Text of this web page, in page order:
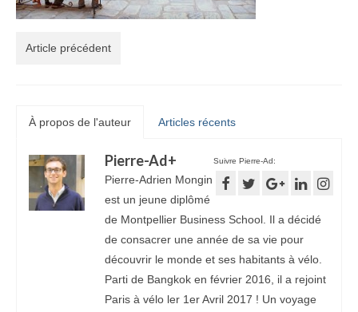
Article précédent
À propos de l'auteur Articles récents
Suivre Pierre-Ad:
Pierre-Ad+
Pierre-Adrien Mongin
est un jeune diplômé
de Montpellier Business School. Il a décidé
de consacrer une année de sa vie pour
découvrir le monde et ses habitants à vélo.
Parti de Bangkok en février 2016, il a rejoint
Paris à vélo ler 1er Avril 2017 ! Un voyage